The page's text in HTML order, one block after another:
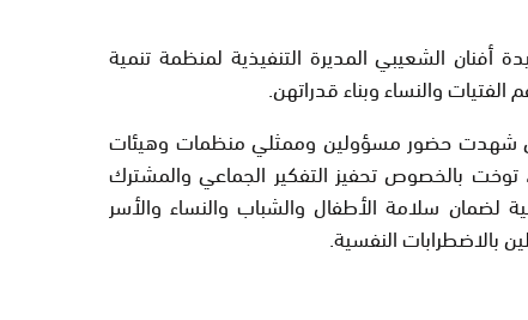
الشعيبي المديرة التنفيذية لمنظمة تنمية
والنساء وبناء قدراتهن.
شهدت حضور مسؤولين وممثلي منظمات وهيئات
بالخصوص تحفيز التفكير الجماعي والمشترك
لضمان سلامة الأطفال والشباب والنساء والأسر
بالاضطرابات النفسية.